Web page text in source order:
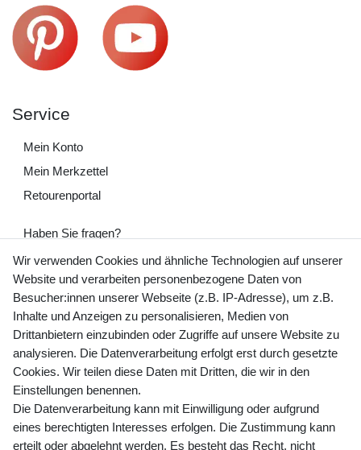
Service
Mein Konto
Mein Merkzettel
Retourenportal
Haben Sie fragen?
+49 (0) 35243 460 400
Mo-Fr 9-15 Uhr
shop@banjado.com
Preisangaben inkl. gesetzl. MwSt. und zzgl. Service- und
Versandkosten
Wir verwenden Cookies und ähnliche Technologien auf unserer
Website und verarbeiten personenbezogene Daten von
Besucher:innen unserer Webseite (z.B. IP-Adresse), um z.B.
Inhalte und Anzeigen zu personalisieren, Medien von
Drittanbietern einzubinden oder Zugriffe auf unsere Website zu
analysieren. Die Datenverarbeitung erfolgt erst durch gesetzte
Cookies. Wir teilen diese Daten mit Dritten, die wir in den
Einstellungen benennen.
Die Datenverarbeitung kann mit Einwilligung oder aufgrund
eines berechtigten Interesses erfolgen. Die Zustimmung kann
erteilt oder abgelehnt werden. Es besteht das Recht, nicht